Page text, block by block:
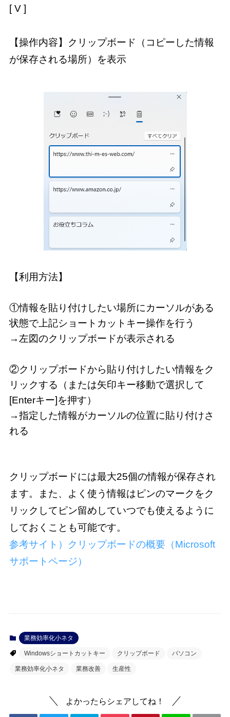
[ V ]
【操作内容】クリップボード（コピーした情報
が保存される場所）を表示
【利用方法】
①情報を貼り付けしたい場所にカーソルがある
状態で上記ショートカットキー操作を行う
→左図のクリップボードが表示される
②クリップボードから貼り付けしたい情報をク
リックする（または矢印キー移動で選択して
[Enterキー]を押す）
→指定した情報がカーソルの位置に貼り付けさ
れる
クリップボードには最大25個の情報が保存され
ます。また、よく使う情報はピンのマークをク
リックしてピン留めしていつでも使えるように
参考サイト）クリップボードの概要（Microsoft
サポートページ）
業務効率化小ネタ
Windowsショートカットキー クリップボード パソコン
業務効率化小ネタ 業務改善 生産性
よかったらシェアしてね！